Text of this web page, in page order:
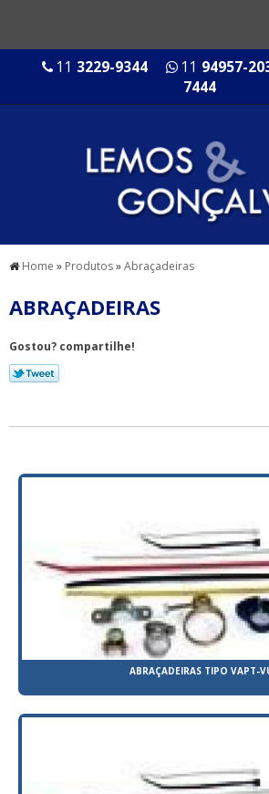
11 3229-9344 11 94957-
7444
Home » Produtos»Abraçadeiras
ABRAÇADEIRAS
Gostou? compartilhe!
ABRAÇADEIRAS TIPO VAPT-